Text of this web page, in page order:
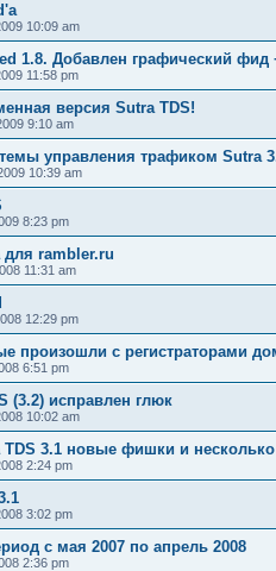
10:09 am
1.8. Добавлен графический фид
11:58 pm
версия Sutra TDS!
9:10 am
управления трафиком Sutra
10:39 am
8:23 pm
rambler.ru
11:31 am
12:29 pm
произошли с регистраторами
6:51 pm
(3.2) исправлен глюк
10:02 am
3.1 новые фишки и
2:24 pm
3:02 pm
с мая 2007 по апрель 2008
2:36 pm